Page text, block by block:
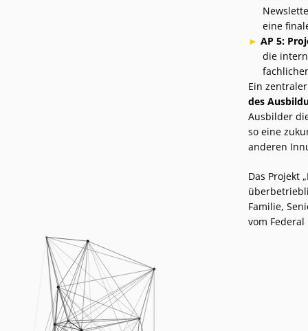
eine
AP 5:
die
Ein
des
Ausbilder
so eine
anderen
Das Projekt „
Familie,
vom